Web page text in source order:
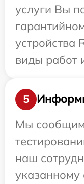
услуги Вы
устройства
виды работ
5
Мы
наш
указанному